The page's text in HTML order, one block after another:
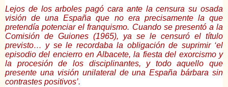
Lejos de los arboles pagó cara ante la censura su osada
visión de una España que no era precisamente la que
pretendía potenciar el franquismo. Cuando se presentó a la
Comisión de Guiones (1965), ya se le censuró el título
previsto… y se le recordaba la obligación de suprimir ‘el
episodio del encierro en Albacete, la fiesta del exorcismo y
la procesión de los disciplinantes, y todo aquello que
presente una visión unilateral de una España bárbara sin
contrastes positivos’.